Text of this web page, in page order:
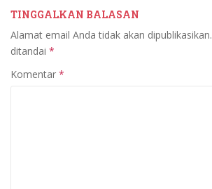
TINGGALKAN BALASAN
Alamat email Anda tidak akan dipublikasikan.
ditandai *
Komentar *